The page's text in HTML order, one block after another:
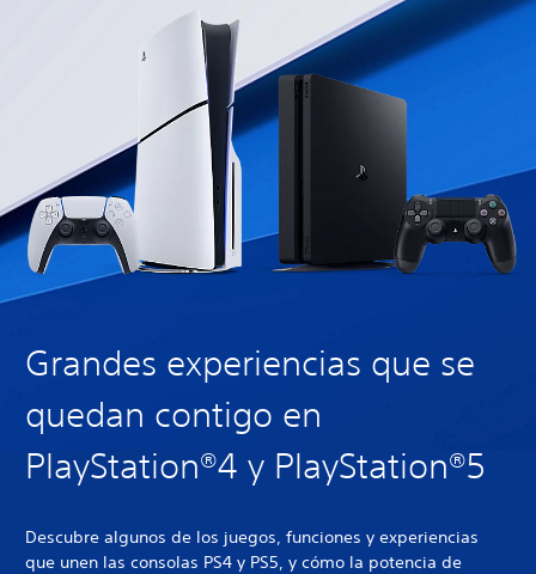
Grandes experiencias que se
quedan contigo en
PlayStation®4 y PlayStation®5
Descubre algunos de los juegos, funciones y experiencias
que unen las consolas PS4 y PS5, y cómo la potencia de